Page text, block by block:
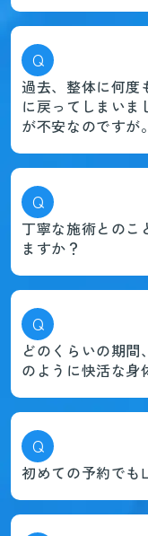
Q
過去、整体に何度
に戻ってしまい
が不安なのですが。
Q
丁寧な施術とのこ
ますか？
Q
どのくらいの期
のように快活な身
Q
初めての予約でも